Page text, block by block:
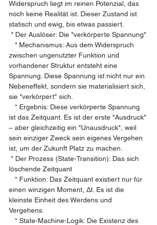
Widerspruch liegt im reinen Potenzial, das
noch keine Realität ist. Dieser Zustand ist
statisch und ewig, bis etwas passiert.
* Der Auslöser: Die "verkörperte Spannung"
* Mechanismus: Aus dem Widerspruch
zwischen ungenutzter Funktion und
vorhandener Struktur entsteht eine
Spannung. Diese Spannung ist nicht nur ein
Nebeneffekt, sondern sie materialisiert sich,
sie "verkörpert" sich.
* Ergebnis: Diese verkörperte Spannung
ist das Zeitquant. Es ist der erste "Ausdruck"
– aber gleichzeitig ein "Unausdruck", weil
sein einziger Zweck sein eigenes Vergehen
ist, um der Zukunft Platz zu machen.
* Der Prozess (State-Transition): Das sich
löschende Zeitquant
* Funktion: Das Zeitquant existiert nur für
einen winzigen Moment, Δt. Es ist die
kleinste Einheit des Werdens und
Vergehens.
* State-Machine-Logik: Die Existenz des